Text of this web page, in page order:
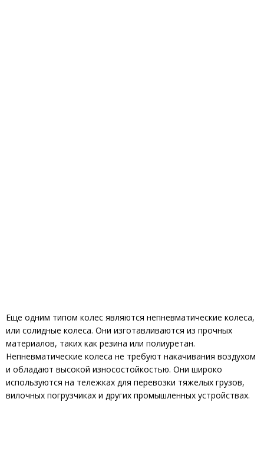
Еще одним типом колес являются непневматические колеса,
или солидные колеса. Они изготавливаются из прочных
материалов, таких как резина или полиуретан.
Непневматические колеса не требуют накачивания воздухом
и обладают высокой износостойкостью. Они широко
используются на тележках для перевозки тяжелых грузов,
вилочных погрузчиках и других промышленных устройствах.